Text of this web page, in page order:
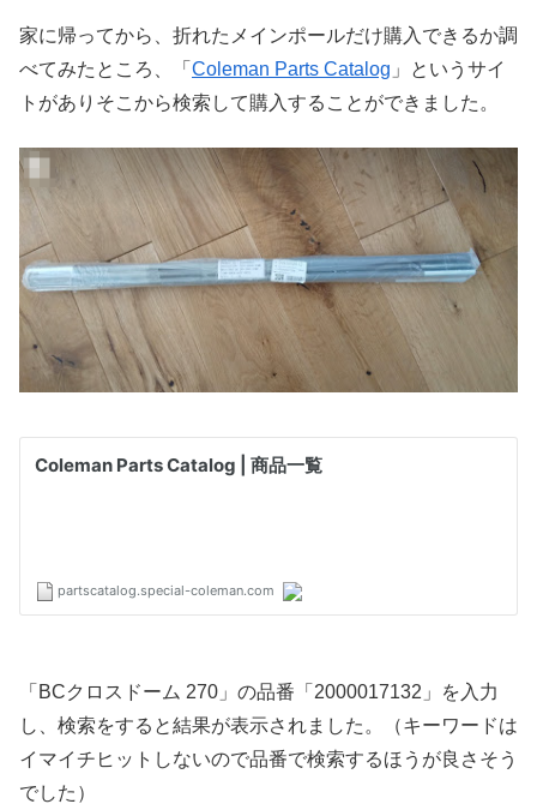
家に帰ってから、折れたメインポールだけ購入できるか調
べてみたところ、「 Coleman Parts Catalog 」というサイ
トがありそこから検索して購入することができました。
「BCクロスドーム 270」の品番「2000017132」を入力
し、検索をすると結果が表示されました。（キーワードは
イマイチヒットしないので品番で検索するほうが良さそう
でした）